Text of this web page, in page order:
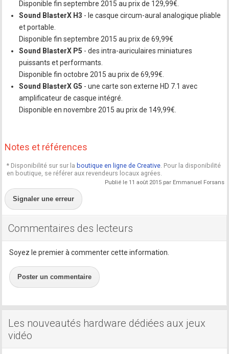
Disponible fin septembre 2015 au prix de 129,99€.
Sound BlasterX H3 - le casque circum-aural analogique pliable
et portable.
Disponible fin septembre 2015 au prix de 69,99€
Sound BlasterX P5 - des intra-auriculaires miniatures
puissants et performants.
Disponible fin octobre 2015 au prix de 69,99€.
Sound BlasterX G5 - une carte son externe HD 7.1 avec
amplificateur de casque intégré.
Disponible en novembre 2015 au prix de 149,99€.
Notes et références
* Disponibilité sur sur la boutique en ligne de Creative. Pour la disponibilité
en boutique, se référer aux revendeurs locaux agrées.
Publié le 11 août 2015 par Emmanuel Forsans
Signaler une erreur
Commentaires des lecteurs
Soyez le premier à commenter cette information.
Poster un commentaire
Les nouveautés hardware dédiées aux jeux
vidéo